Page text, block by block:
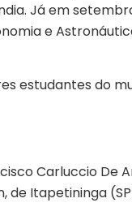
Já em
e
estudantes do
Carluccio De
de Itapetininga